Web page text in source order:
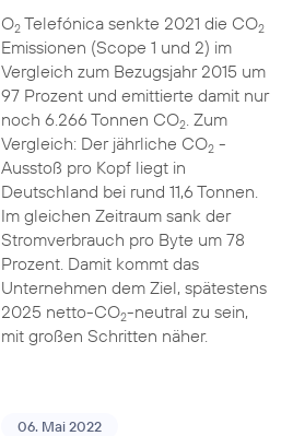
O2Telefónica senkte 2021 die CO2
Emissionen (Scope 1 und 2) im
Vergleich zum Bezugsjahr 2015 um
97 Prozent und emittierte damit nur
noch 6.266 Tonnen CO2. Zum
Vergleich: Der jährliche CO2-
Ausstoß pro Kopf liegt in
Deutschland bei rund 11,6 Tonnen.
Im gleichen Zeitraum sank der
Stromverbrauch pro Byte um 78
Prozent. Damit kommt das
Unternehmen dem Ziel, spätestens
2025 netto-CO2-neutral zu sein,
mit großen Schritten näher.
06. Mai 2022